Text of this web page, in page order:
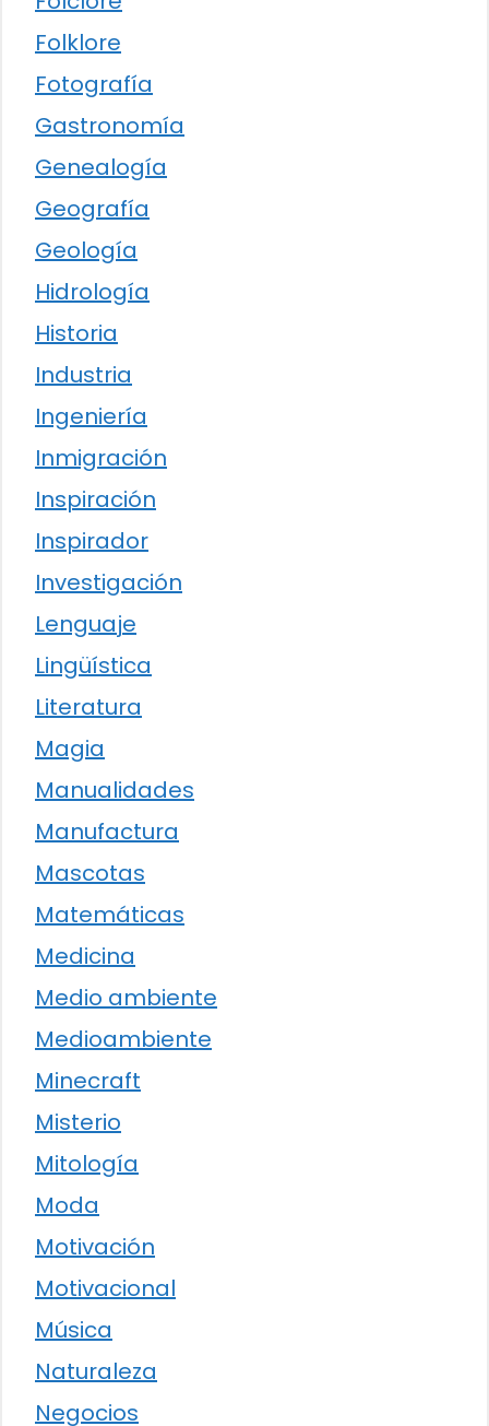
Folklore
Fotografía
Gastronomía
Genealogía
Geografía
Geología
Hidrología
Historia
Industria
Ingeniería
Inmigración
Inspiración
Inspirador
Investigación
Lenguaje
Lingüística
Literatura
Magia
Manualidades
Manufactura
Mascotas
Matemáticas
Medicina
Medio ambiente
Medioambiente
Minecraft
Misterio
Mitología
Moda
Motivación
Motivacional
Música
Naturaleza
Negocios